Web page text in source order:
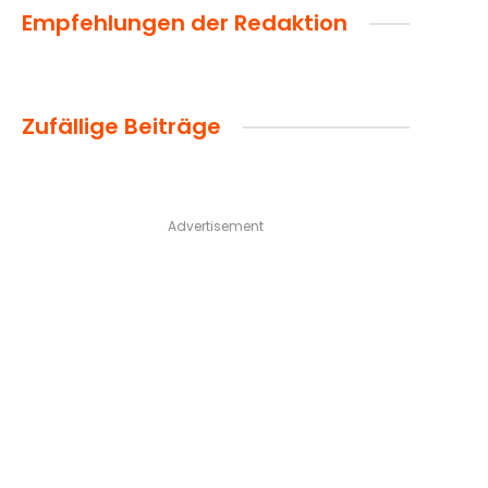
Empfehlungen der Redaktion
Zufällige Beiträge
Advertisement